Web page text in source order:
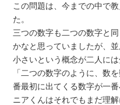
この問題は、今までの中で
た。
三つの数字も二つの数字と
かなと思っていましたが、
小さいという概念が二人には
「二つの数字のように、数
番最初に出てくる数字が一
ニアくんはそれでもまだ理解